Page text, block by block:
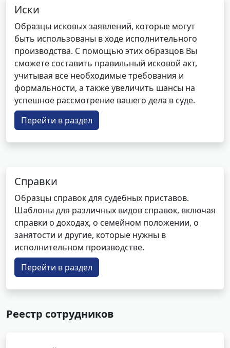
Иски
Образцы исковых заявлений, которые могут
быть использованы в ходе исполнительного
производства. С помощью этих образцов Вы
сможете составить правильный исковой акт,
учитывая все необходимые требования и
формальности, а также увеличить шансы на
успешное рассмотрение вашего дела в суде.
Перейти в раздел
Справки
Образцы справок для судебных приставов.
Шаблоны для различных видов справок, включая
справки о доходах, о семейном положении, о
занятости и другие, которые нужны в
исполнительном производстве.
Перейти в раздел
Реестр сотрудников